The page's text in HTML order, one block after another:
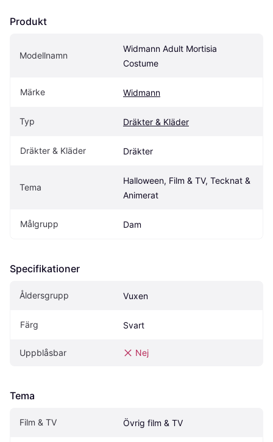
Produkt
Modellnamn
Widmann Adult Mortisia
Costume
Märke Widmann
Typ Dräkter & Kläder
Dräkter & Kläder Dräkter
Tema
Halloween, Film & TV, Tecknat &
Animerat
Målgrupp Dam
Specifikationer
Åldersgrupp Vuxen
Färg Svart
Uppblåsbar Nej
Tema
Film & TV Övrig film & TV